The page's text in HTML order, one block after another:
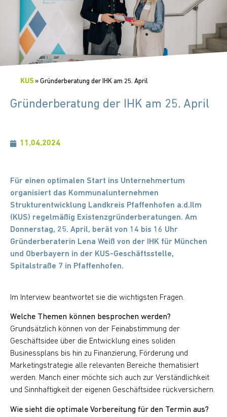
KUS » Gründerberatung der IHK am 25. April
Gründerberatung der IHK am 25. April
11.04.2024
Für einen optimalen Start ins Unternehmertum
organisiert das Kommunalunternehmen
Strukturentwicklung Landkreis Pfaffenhofen a.d.Ilm
(KUS) regelmäßig Existenzgründerberatungen. Am
Donnerstag, 25. April, berät von 14 bis 16 Uhr
Gründerberaterin Lena Weiß von der IHK für München
und Oberbayern in der KUS-Geschäftsstelle,
Spitalstraße 7 in Pfaffenhofen.
Im Interview beantwortet sie die wichtigsten Fragen.
Welche Themen können besprochen werden?
Grundsätzlich können von der Feinabstimmung der
Geschäftsidee über die Entwicklung eines soliden
Businessplans bis hin zu Finanzierung, Förderung und
Marketingstrategie alle relevanten Bereiche thematisiert
werden. Manch einer möchte sich auch zur Verständlichkeit
und Sinnhaftigkeit der eigenen Geschäftsidee rückversichern.
Wie sieht die optimale Vorbereitung für den Termin aus?